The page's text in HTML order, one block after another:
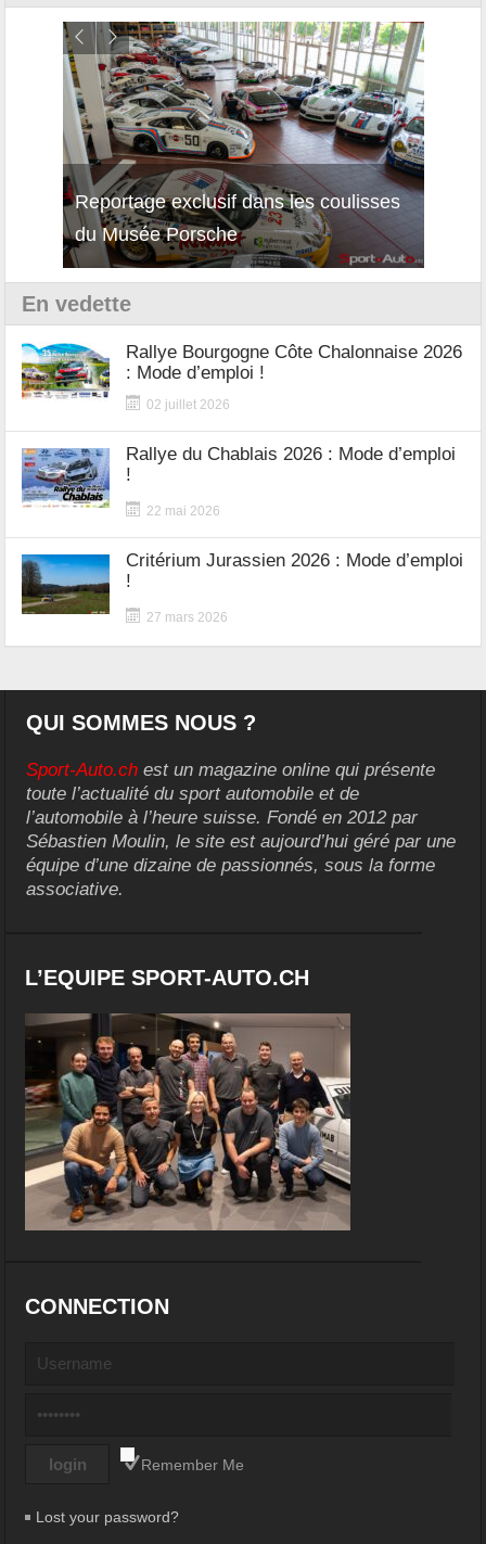
Reportage exclusif dans les coulisses
du Musée Porsche
En vedette
Rallye Bourgogne Côte Chalonnaise 2026
: Mode d’emploi !
02 juillet 2026
Rallye du Chablais 2026 : Mode d’emploi
!
22 mai 2026
Critérium Jurassien 2026 : Mode d’emploi
!
27 mars 2026
QUI SOMMES NOUS ?
Sport-Auto.ch est un magazine online qui présente
toute l’actualité du sport automobile et de
l’automobile à l’heure suisse. Fondé en 2012 par
Sébastien Moulin, le site est aujourd’hui géré par une
équipe d’une dizaine de passionnés, sous la forme
associative.
L’EQUIPE SPORT-AUTO.CH
CONNECTION
Remember Me
Lost your password?